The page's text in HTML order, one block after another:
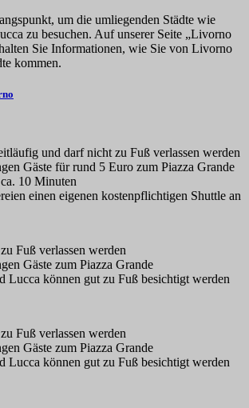
um die umliegenden Städte wie
zu besuchen. Auf unserer Seite „Livorno
Sie Informationen, wie Sie von Livorno
kommen.
und darf nicht zu Fuß verlassen werden
Gäste für rund 5 Euro zum Piazza Grande
10 Minuten
einen eigenen kostenpflichtigen Shuttle an
Fuß verlassen werden
Gäste zum Piazza Grande
Lucca können gut zu Fuß besichtigt werden
Fuß verlassen werden
Gäste zum Piazza Grande
Lucca können gut zu Fuß besichtigt werden